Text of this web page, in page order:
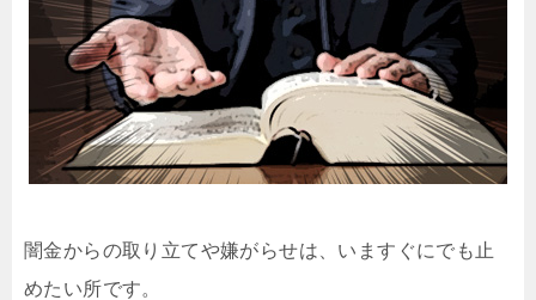
闇金からの取り立てや嫌がらせは、いますぐにでも止
めたい所です。